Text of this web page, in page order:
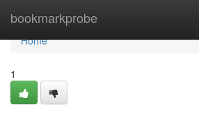
bookmarkprobe
Home
Home
1